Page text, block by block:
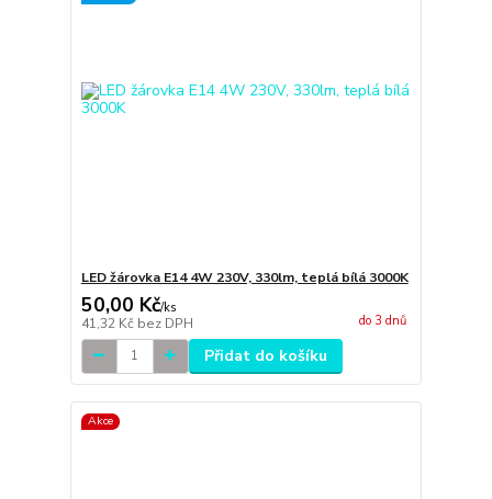
LED žárovka E14 4W 230V, 330lm, teplá bílá 3000K
50,00 Kč/ks
41,32 Kč bez DPH do 3 dnů
Přidat do košíku
Akce